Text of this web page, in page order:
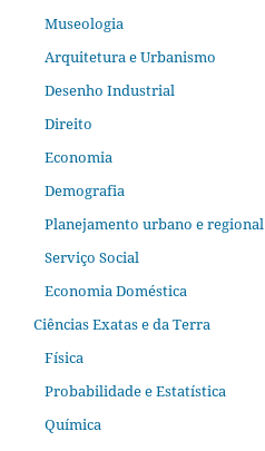
Museologia
Arquitetura e Urbanismo
Desenho Industrial
Direito
Economia
Demografia
Planejamento urbano e regional
Serviço Social
Economia Doméstica
Ciências Exatas e da Terra
Física
Probabilidade e Estatística
Química